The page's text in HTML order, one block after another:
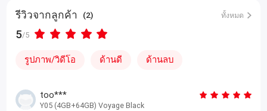
รีวิวจากลูกค้า (2) ทั้งหมด
5/5
รูปภาพ/วิดีโอ ด้านดี ด้านลบ
too***
Y05 (4GB+64GB) Voyage Black